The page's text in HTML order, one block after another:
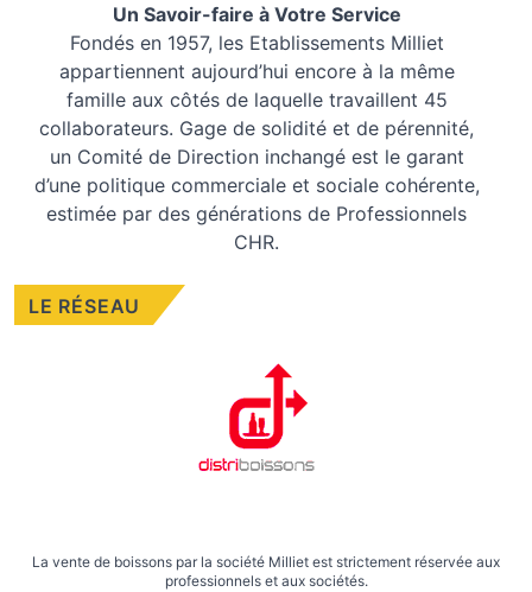
Un Savoir-faire à Votre Service
Fondés en 1957, les Etablissements Milliet
appartiennent aujourd’hui encore à la même
famille aux côtés de laquelle travaillent 45
collaborateurs. Gage de solidité et de pérennité,
un Comité de Direction inchangé est le garant
d’une politique commerciale et sociale cohérente,
estimée par des générations de Professionnels
CHR.
LE RÉSEAU
La vente de boissons par la société Milliet est strictement réservée aux
professionnels et aux sociétés.